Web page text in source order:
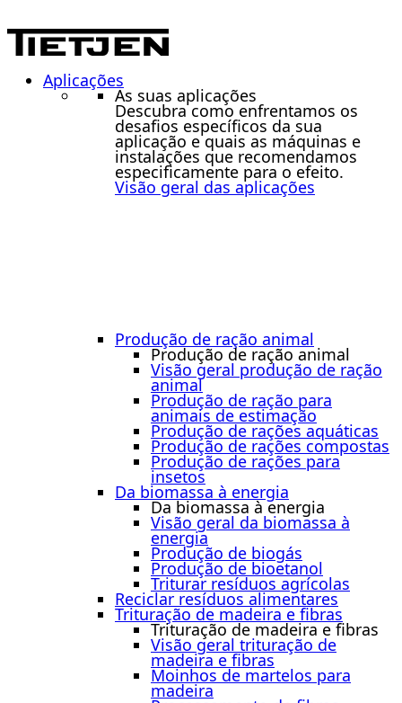
Aplicações
As suas aplicações
Descubra como enfrentamos os
desafios específicos da sua
aplicação e quais as máquinas e
instalações que recomendamos
especificamente para o efeito.
Visão geral das aplicações
Produção de ração animal
Produção de ração animal
Visão geral produção de ração
animal
Produção de ração para
animais de estimação
Produção de rações aquáticas
Produção de rações compostas
Produção de rações para
insetos
Da biomassa à energia
Da biomassa à energia
Visão geral da biomassa à
energia
Produção de biogás
Produção de bioetanol
Triturar resíduos agrícolas
Reciclar resíduos alimentares
Trituração de madeira e fibras
Trituração de madeira e fibras
Visão geral trituração de
madeira e fibras
Moinhos de martelos para
madeira